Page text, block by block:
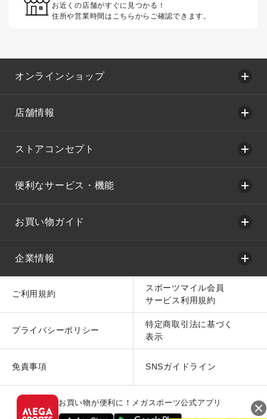
お近くの店舗がすぐに見つかる！
住所や営業時間はこちらからご確認できます。
オンラインショップ
店舗情報
ストアコンセプト
便利なサービス・機能
お買い物ガイド
企業情報
ご利用規約
スポーツマイル会員
サービス利用規約
プライバシーポリシー
特定商取引法に基づく
表示
免責事項 SNSガイドライン
お買い物が便利に！メガスポーツ公式アプリ